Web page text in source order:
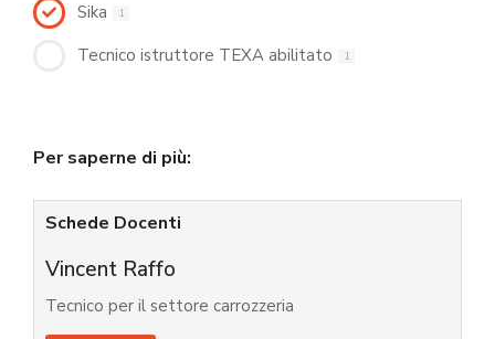
Sika 1
Tecnico istruttore TEXA abilitato 1
Per saperne di più:
Schede Docenti
Vincent Raffo
Tecnico per il settore carrozzeria